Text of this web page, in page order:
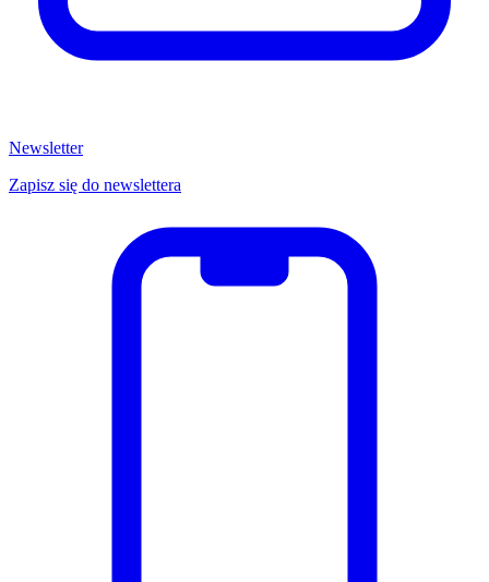
Newsletter
Zapisz się do newslettera